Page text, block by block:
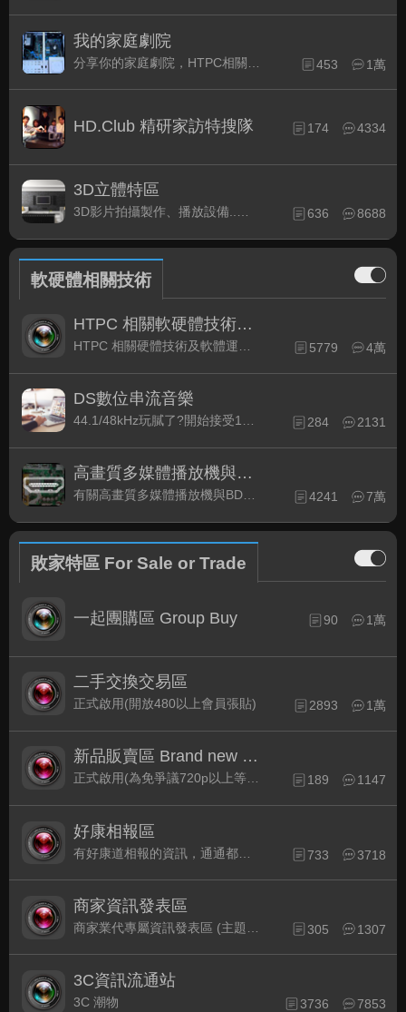
我的家庭劇院
453 1萬
HD.Club 精研家訪特搜隊 174 4334
3D立體特區
3D影片拍攝製作、播放設備..等相關討論 636 8688
軟硬體相關技術
HTPC 相關軟硬體技術及運用
5779 4萬
DS數位串流音樂
284 2131
高畫質多媒體播放機與BD討論區
有關高畫質多媒體播放機與BD相關討論區 4241 7萬
敗家特區 For Sale or Trade
一起團購區 Group Buy 90 1萬
二手交換交易區
正式啟用(開放480以上會員張貼) 2893 1萬
新品販賣區 Brand new Plaza
正式啟用(為免爭議720p以上等級發表限定) 189 1147
好康相報區
733 3718
商家資訊發表區
305 1307
3C資訊流通站
3C 潮物 3736 7853